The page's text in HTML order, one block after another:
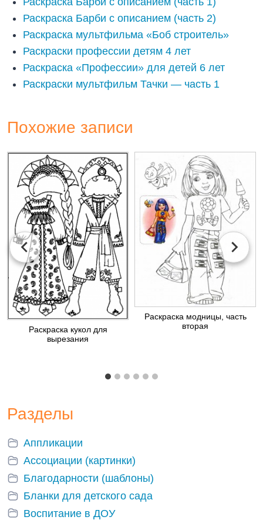
Раскраска Барби с описанием (часть 2)
Раскраска мультфильма «Боб строитель»
Раскраски профессии детям 4 лет
Раскраска «Профессии» для детей 6 лет
Раскраски мультфильм Тачки — часть 1
Похожие записи
Раскраска кукол для
вырезания
Раскраска модницы, часть
вторая
Разделы
Аппликации
Ассоциации (картинки)
Благодарности (шаблоны)
Бланки для детского сада
Воспитание в ДОУ